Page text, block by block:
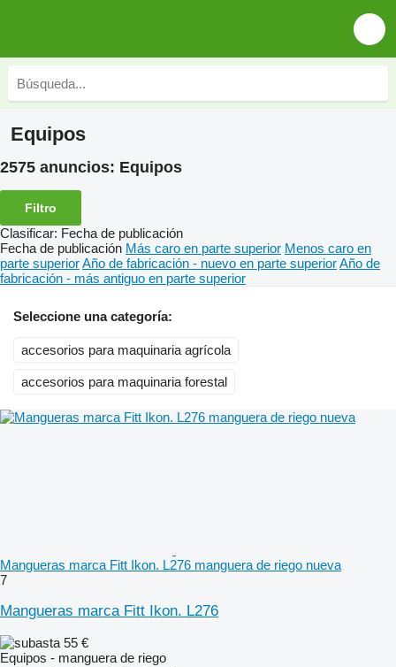
Equipos
2575 anuncios: Equipos
Filtro
Clasificar: Fecha de publicación
Fecha de publicación Más caro en parte superior Menos caro en
parte superiorAño de fabricación - nuevo en parte superiorAño de
fabricación - más antiguo en parte superior
Seleccione una categoría:
accesorios para maquinaria agrícola
accesorios para maquinaria forestal
Mangueras marca Fitt Ikon. L276 manguera de riego nueva
7
Mangueras marca Fitt Ikon. L276
55 €
Equipos - manguera de riego